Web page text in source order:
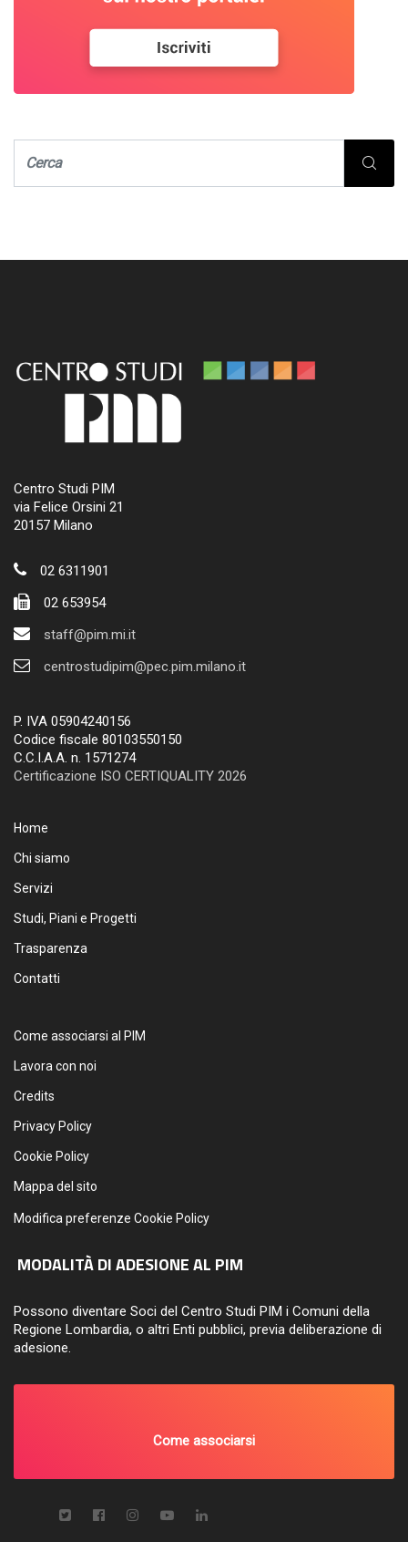
Centro Studi PIM
via Felice Orsini 21
20157 Milano
02 6311901
02 653954
staff@pim.mi.it
centrostudipim@pec.pim.milano.it
P. IVA 05904240156
Codice fiscale 80103550150
C.C.I.A.A. n. 1571274
Certificazione ISO CERTIQUALITY 2026
Home
Chi siamo
Servizi
Studi, Piani e Progetti
Trasparenza
Contatti
Come associarsi al PIM
Lavora con noi
Credits
Privacy Policy
Cookie Policy
Mappa del sito
Modifica preferenze Cookie Policy
MODALITÀ DI ADESIONE AL PIM
Possono diventare Soci del Centro Studi PIM i Comuni della
Regione Lombardia, o altri Enti pubblici, previa deliberazione di
adesione.
Come associarsi